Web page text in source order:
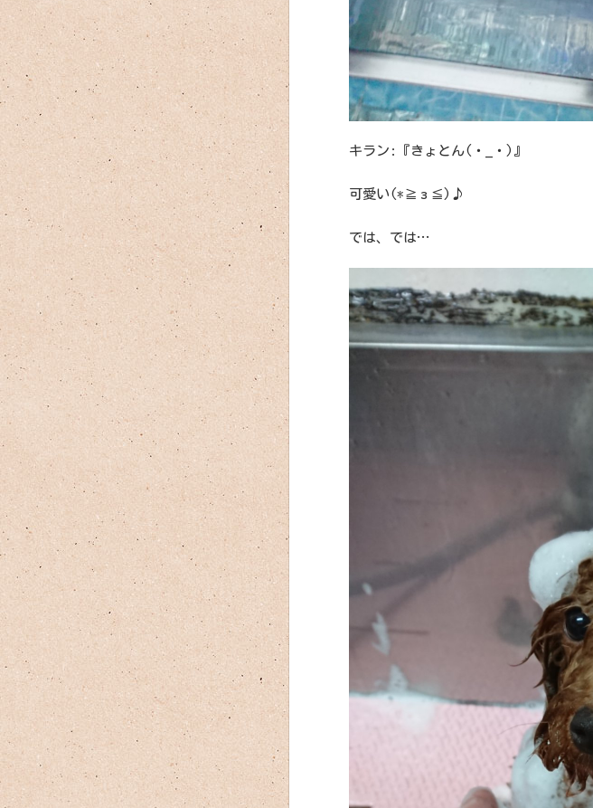
キラン:『きょとん(・_・)』
可愛い(*≧з≦)♪
では、では…